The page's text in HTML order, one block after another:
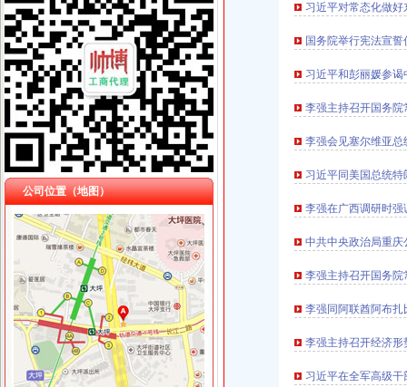
公司位置（地图）
习近平对常态化做
国务院举行宪法宣
习近平和彭丽媛参谒
李强主持召开国务院
李强会见塞尔维亚总
习近平同美国总统特
李强在广西调研时
中共中央政治局重
李强主持召开国务院
李强同阿联酋阿布
李强主持召开经济
习近平在全军高级